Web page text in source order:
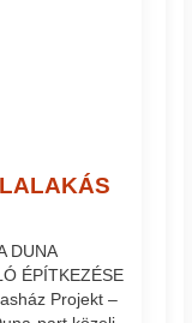
DUNA
ÉPÍTKEZÉSE
Projekt –